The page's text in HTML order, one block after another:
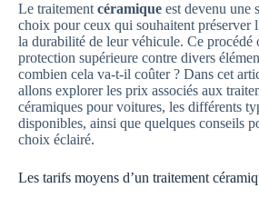
Le traitement céramique est devenu une
choix pour ceux qui souhaitent préserver
la durabilité de leur véhicule. Ce procédé
protection supérieure contre divers
combien cela va-t-il coûter ? Dans cet
allons explorer les prix associés aux
céramiques pour voitures, les différents
disponibles, ainsi que quelques conseils
choix éclairé.
Les tarifs moyens d’un traitement